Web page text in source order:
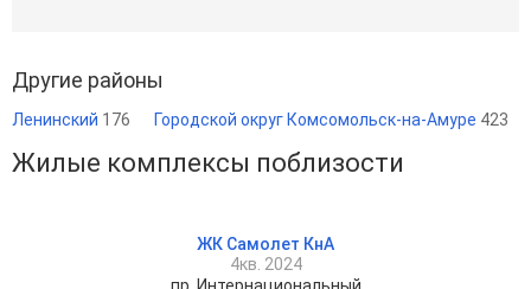
Другие районы
Ленинский 176 Городской округ Комсомольск-на-Амуре 423
Жилые комплексы поблизости
ЖК Самолет КнА
4кв. 2024